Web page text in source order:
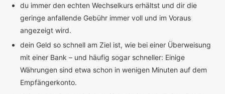
du immer den echten Wechselkurs erhältst und dir die
geringe anfallende Gebühr immer voll und im Voraus
angezeigt wird.
dein Geld so schnell am Ziel ist, wie bei einer Überweisung
mit einer Bank – und häufig sogar schneller: Einige
Währungen sind etwa schon in wenigen Minuten auf dem
Empfängerkonto.